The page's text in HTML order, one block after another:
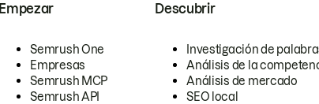
Empezar
Semrush One
Empresas
Semrush MCP
Semrush API
Descubrir
Investigación de
Análisis de la
Análisis de mercado
SEO local